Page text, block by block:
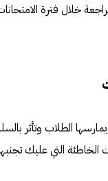
خلال فترة
الطلاب وتأثر
الخاطئة التي عليك